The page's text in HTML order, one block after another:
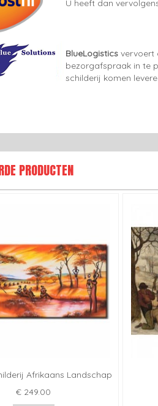
U heeft dan
BlueLogistics vervoert
bezorgafspraak in te
schilderij komen
PRODUCTEN
Afrikaans Landschap
€ 249.00